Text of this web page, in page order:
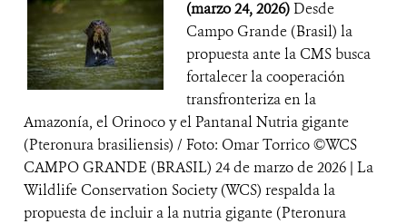
(marzo 24, 2026)Desde
Campo Grande (Brasil) la
propuesta ante la CMS busca
fortalecer la cooperación
transfronteriza en la
Amazonía, el Orinoco y el Pantanal Nutria gigante
(Pteronura brasiliensis) / Foto: Omar Torrico ©️WCS
CAMPO GRANDE (BRASIL) 24 de marzo de 2026 | La
Wildlife Conservation Society (WCS) respalda la
propuesta de incluir a la nutria gigante (Pteronura